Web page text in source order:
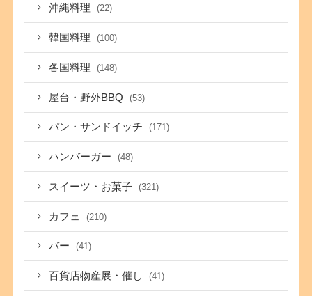
沖縄料理 (22)
韓国料理 (100)
各国料理 (148)
屋台・野外BBQ (53)
パン・サンドイッチ (171)
ハンバーガー (48)
スイーツ・お菓子 (321)
カフェ (210)
バー (41)
百貨店物産展・催し (41)